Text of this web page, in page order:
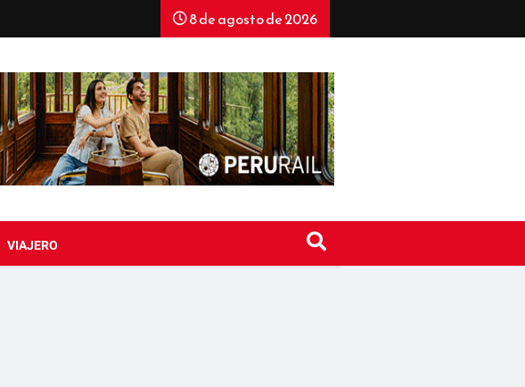
8 de agosto de 2026
VIAJERO